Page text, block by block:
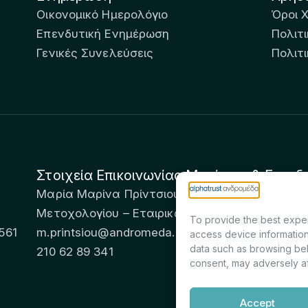
To provide the best
access device
data such as browsing
consent, may adversely
Accept
Οικονομικό Ημερολόγιο
Επενδυτική Ενημέρωση
Γενικές Συνελεύσεις
Όροι
Στοιχεία Επικοινωνίας Μετόχων &
Μαρία Μαρίνα Πρίντσιου – Corporate
Μετοχολογίου – Εταιρικών Ανακοινώσεων
m.printsiou@andromeda.eu
210 62 89 341